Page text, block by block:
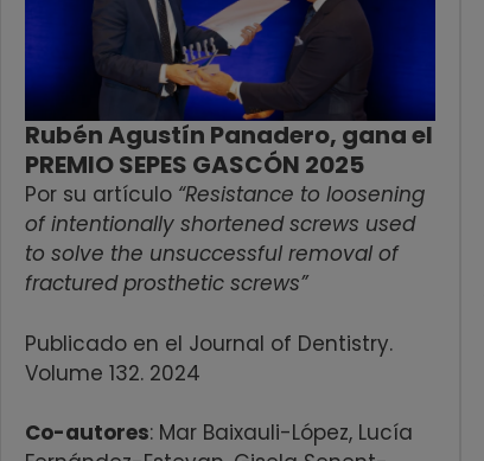
Rubén Agustín Panadero, gana el
PREMIO SEPES GASCÓN 2025
Por su artículo “Resistance to loosening
of intentionally shortened screws used
to solve the unsuccessful removal of
fractured prosthetic screws”
Publicado en el Journal of Dentistry.
Volume 132. 2024
Co-autores: Mar Baixauli-López, Lucía